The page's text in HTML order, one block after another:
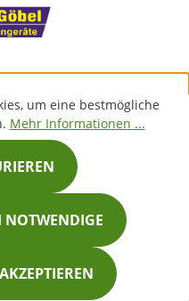
um eine bestmögliche
Mehr Informationen ...
NOTWENDIGE